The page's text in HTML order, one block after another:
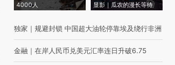
4000人
显影｜瓜农的漫长等待
独家 ｜ 规避封锁 中国超大油轮停靠埃及绕行非洲
金融 ｜ 在岸人民币兑美元汇率连日升破6.75